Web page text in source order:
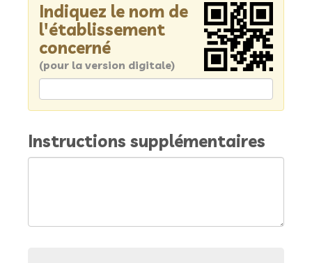
Indiquez le nom de
l'établissement
concerné
(pour la version digitale)
Instructions supplémentaires